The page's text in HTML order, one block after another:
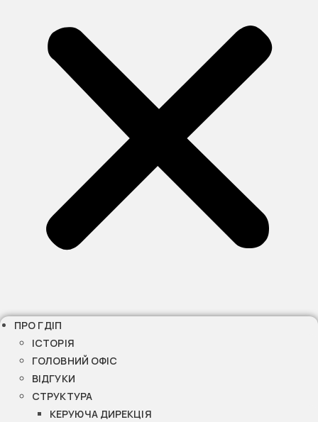
ПРО ГДІП
ІСТОРІЯ
ГОЛОВНИЙ ОФІС
ВІДГУКИ
СТРУКТУРА
КЕРУЮЧА ДИРЕКЦІЯ